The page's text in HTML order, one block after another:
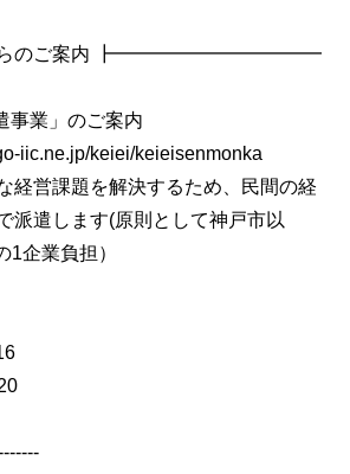
らのご案内 ┣━━━━━━━━━━━
事業」のご案内
iic.ne.jp/keiei/keieisenmonka
経営課題を解決するため、民間の経
派遣します(原則として神戸市以
1企業負担）